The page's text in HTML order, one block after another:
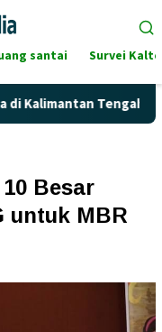
santai Survei
Tengah?
Besar
untuk MBR